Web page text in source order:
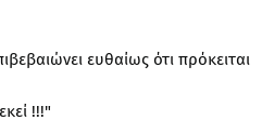
ευθαίως ότι πρόκειται
!!!"